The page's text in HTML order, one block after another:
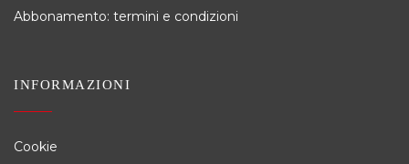
Abbonamento: termini e condizioni
INFORMAZIONI
Cookie